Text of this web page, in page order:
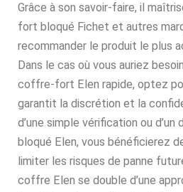
Grâce à son savoir-faire, il
fort bloqué Fichet et autres
recommander le produit le plus
Dans le cas où vous auriez
coffre-fort Elen rapide, optez
garantit la discrétion et la
d’une simple vérification ou
bloqué Elen, vous bénéficierez
limiter les risques de panne
coffre Elen se double d’une